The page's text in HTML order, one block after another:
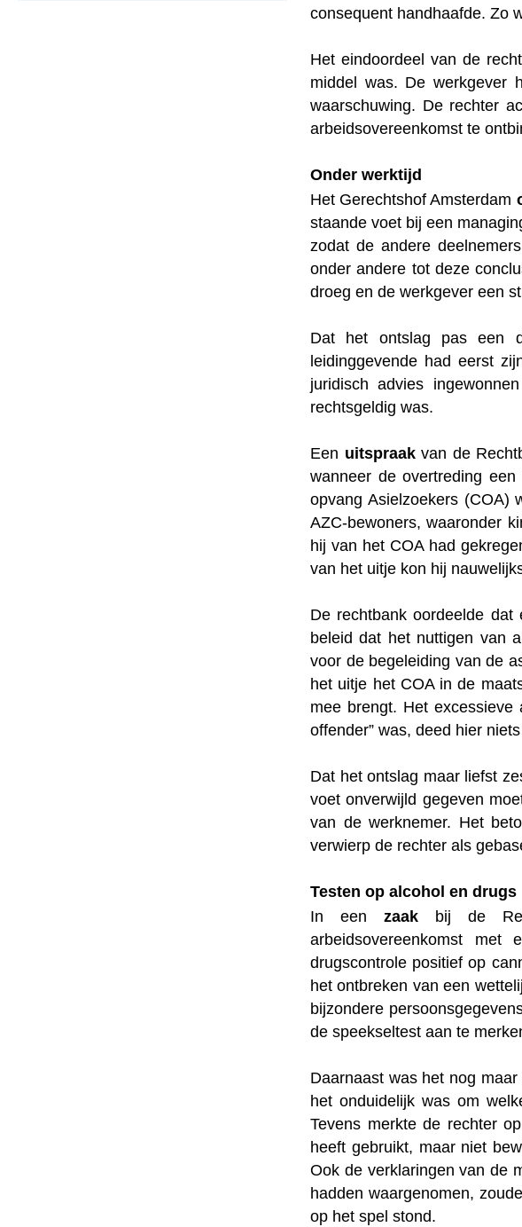
consequent handhaafde. Zo
Het eindoordeel van de
middel was. De werkgever
waarschuwing. De rechter
arbeidsovereenkomst te
Onder werktijd
Het Gerechtshof Amsterdam
staande voet bij een
zodat de andere
onder andere tot deze
droeg en de werkgever een
Dat het ontslag pas een
leidinggevende had eerst
juridisch advies
rechtsgeldig was.
Een uitspraakvan de
wanneer de overtreding
opvang Asielzoekers (COA)
AZC-bewoners, waaronder
hij van het COA had
van het uitje kon hij
De rechtbank oordeelde
beleid dat het nuttigen van
voor de begeleiding van de
het uitje het COA in de
mee brengt. Het excessieve
offender” was, deed hier
Dat het ontslag maar liefst
voet onverwijld gegeven
van de werknemer. Het
verwierp de rechter als
Testen op alcohol en drugs
In een zaak bij de
arbeidsovereenkomst
drugscontrole positief op
het ontbreken van een
bijzondere
de speekseltest aan te
Daarnaast was het nog
het onduidelijk was om
Tevens merkte de rechter
heeft gebruikt, maar niet
Ook de verklaringen van de
hadden waargenomen,
op het spel stond.